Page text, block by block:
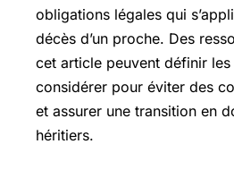
obligations légales qui
décès d’un proche. Des
cet article peuvent définir
considérer pour éviter des
et assurer une transition en
héritiers.